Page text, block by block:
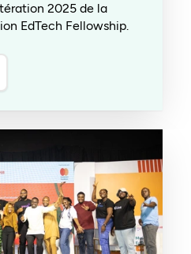
2025 de la
EdTech Fellowship.